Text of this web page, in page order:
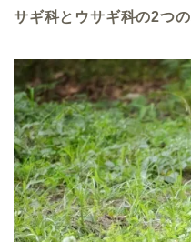
サギ科とウサギ科の2つ